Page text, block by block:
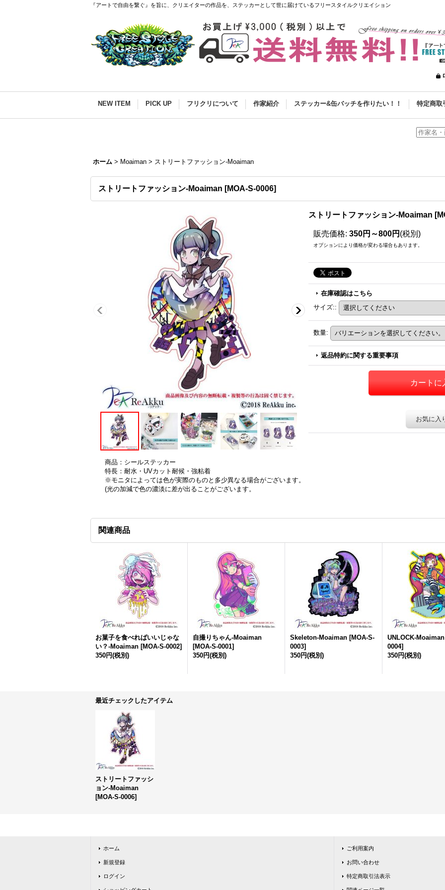
『アートで自由を繋ぐ』を旨に、クリエイターの作品を、ステッカーとして世に届けているフリースタイルクリエイション
NEW ITEM PICK UP フリクリについて 作家紹介 ステッカー&缶バッチを作りたい！！ 特定商取
ホーム > Moaiman > ストリートファッション-Moaiman
ストリートファッション-Moaiman [MOA-S-0006]
ストリートファッション-Moaiman [
販売価格: 350円～800円 (税別)
オプションにより価格が変わる場合もあります。
在庫確認はこちら
サイズ::
数量:
返品特約に関する重要事項
お気に入
商品：シールステッカー
特長：耐水・UVカット耐候・強粘着
※モニタによっては色が実際のものと多少異なる場合がございます。
(光の加減で色の濃淡に差が出ることがございます。
関連商品
お菓子を食べればいいじゃな
い？-Moaiman [MOA-S-0002]
350円(税別)
自撮りちゃん-Moaiman
[MOA-S-0001]
350円(税別)
Skeleton-Moaiman [MOA-S-
0003]
350円(税別)
UNLOCK-Moaiman
0004]
350円(税別)
最近チェックしたアイテム
ストリートファッシ
ョン-Moaiman
[MOA-S-0006]
ホーム
新規登録
ログイン
ご利用案内
お問い合わせ
特定商取引法表示